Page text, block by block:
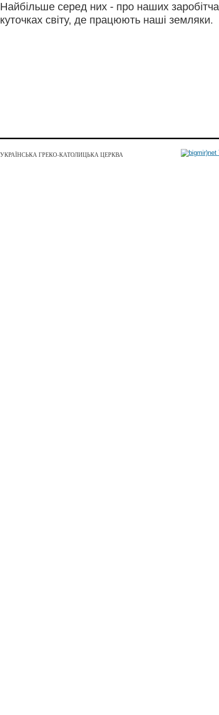
Найбільше серед них - про наших
куточках світу, де працюють наші земляки.
УКРАЇНСЬКА ГРЕКО-КАТОЛИЦЬКА ЦЕРКВА